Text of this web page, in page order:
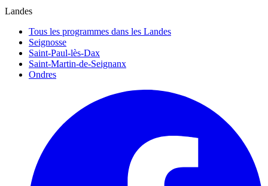
Landes
Tous les programmes dans les Landes
Seignosse
Saint-Paul-lès-Dax
Saint-Martin-de-Seignanx
Ondres